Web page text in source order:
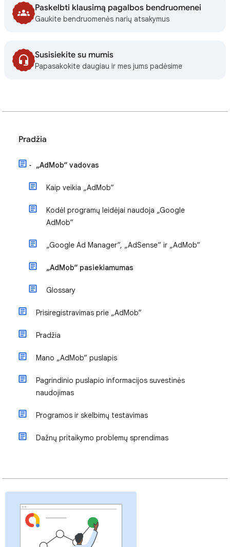
Paskelbti klausimą pagalbos bendruomenei
Gaukite bendruomenės narių atsakymus
Susisiekite su mumis
Papasakokite daugiau ir mes jums padėsime
Pradžia
„AdMob“ vadovas
Kaip veikia „AdMob“
Kodėl programų leidėjai naudoja „Google
AdMob“
„Google Ad Manager“, „AdSense“ ir „AdMob“
„AdMob“ pasiekiamumas
Glossary
Prisiregistravimas prie „AdMob“
Pradžia
Mano „AdMob“ puslapis
Pagrindinio puslapio informacijos suvestinės
naudojimas
Programos ir skelbimų testavimas
Dažnų pritaikymo problemų sprendimas